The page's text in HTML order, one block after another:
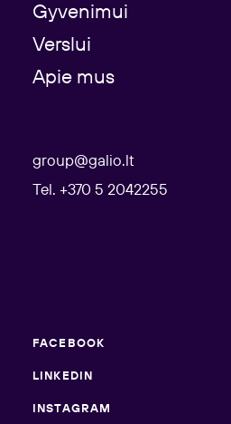
Gyvenimui
Verslui
Apie mus
group@galio.lt
Tel. +370 5 2042255
FACEBOOK
LINKEDIN
INSTAGRAM